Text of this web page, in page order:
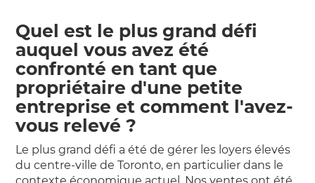
Quel est le plus grand défi
auquel vous avez été
confronté en tant que
propriétaire d'une petite
entreprise et comment l'avez-
vous relevé ?
Le plus grand défi a été de gérer les loyers élevés
du centre-ville de Toronto, en particulier dans le
contexte économique actuel. Nos ventes ont été